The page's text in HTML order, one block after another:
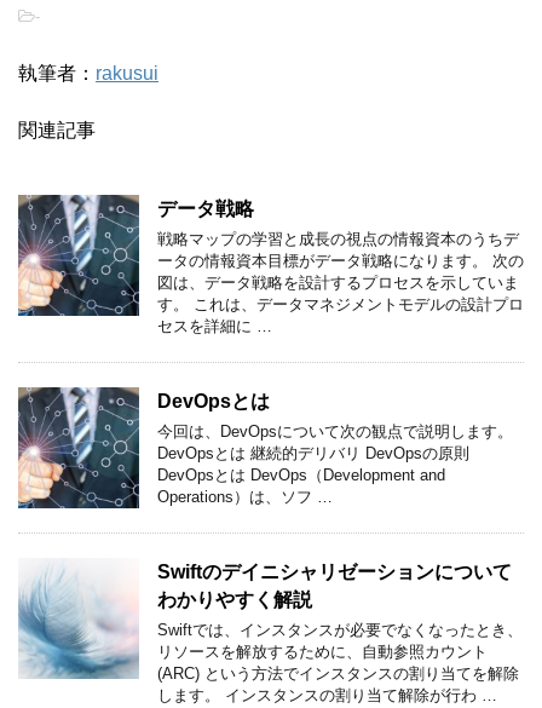
-
執筆者： rakusui
関連記事
データ戦略
戦略マップの学習と成長の視点の情報資本のうちデ
ータの情報資本目標がデータ戦略になります。 次の
図は、データ戦略を設計するプロセスを示していま
す。 これは、データマネジメントモデルの設計プロ
セスを詳細に …
DevOpsとは
今回は、DevOpsについて次の観点で説明します。
DevOpsとは 継続的デリバリ DevOpsの原則
DevOpsとは DevOps（Development and
Operations）は、ソフ …
Swiftのデイニシャリゼーションについて
わかりやすく解説
Swiftでは、インスタンスが必要でなくなったとき、
リソースを解放するために、自動参照カウント
(ARC) という方法でインスタンスの割り当てを解除
します。 インスタンスの割り当て解除が行わ …